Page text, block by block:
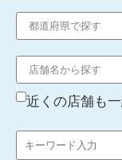
近くの店舗も